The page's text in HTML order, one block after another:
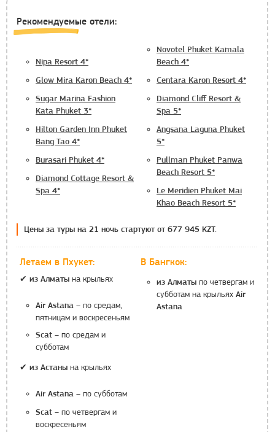
Рекомендуемые отели:
Nipa Resort 4*
Glow Mira Karon Beach 4*
Sugar Marina Fashion
Kata Phuket 3*
Hilton Garden Inn Phuket
Bang Tao 4*
Burasari Phuket 4*
Diamond Cottage Resort &
Spa 4*
Novotel Phuket Kamala
Beach 4*
Centara Karon Resort 4*
Diamond Cliff Resort &
Spa 5*
Angsana Laguna Phuket
5*
Pullman Phuket Panwa
Beach Resort 5*
Le Meridien Phuket Mai
Khao Beach Resort 5*
Цены за туры на 21 ночь стартуют от 677 945 KZT.
Летаем в Пхукет: В Бангкок:
✔ из Алматы на крыльях
Air Astana – по средам,
пятницам и воскресеньям
Scat – по средам и
субботам
✔ из Астаны на крыльях
Air Astana – по субботам
Scat – по четвергам и
воскресеньям
из Алматы по четвергам и
субботам на крыльях Air
Astana